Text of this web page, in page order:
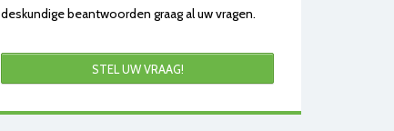
deskundige beantwoorden graag al uw vragen.
STEL UW VRAAG!